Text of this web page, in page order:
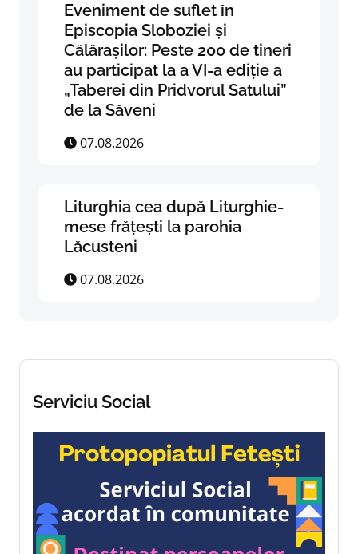
Eveniment de suflet în
Episcopia Sloboziei și
Călărașilor: Peste 200 de tineri
au participat la a VI-a ediție a
„Taberei din Pridvorul Satului”
de la Săveni
07.08.2026
Liturghia cea după Liturghie-
mese frățești la parohia
Lăcusteni
07.08.2026
Serviciu Social